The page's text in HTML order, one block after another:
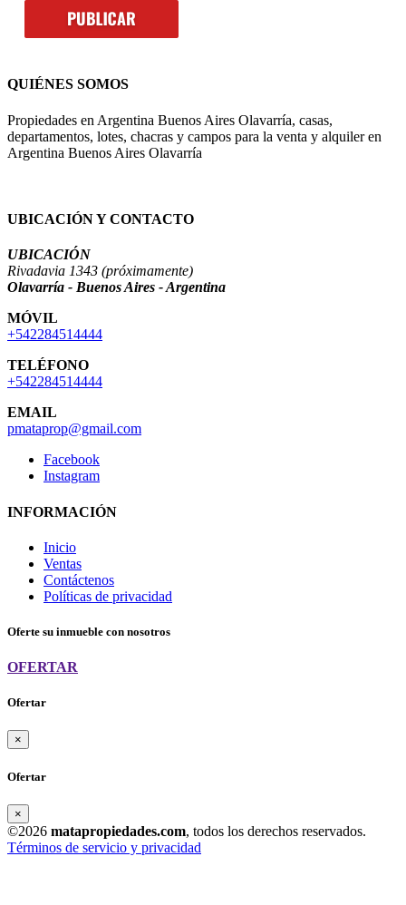
QUIÉNES SOMOS
Propiedades en Argentina Buenos Aires Olavarría, casas,
departamentos, lotes, chacras y campos para la venta y alquiler en
Argentina Buenos Aires Olavarría
UBICACIÓN Y CONTACTO
UBICACIÓN
Rivadavia 1343 (próximamente)
Olavarría - Buenos Aires - Argentina
MÓVIL
+542284514444
TELÉFONO
+542284514444
EMAIL
pmataprop@gmail.com
Facebook
Instagram
INFORMACIÓN
Inicio
Ventas
Contáctenos
Políticas de privacidad
Oferte su inmueble con nosotros
OFERTAR
Ofertar
×
Ofertar
×
©2026 matapropiedades.com, todos los derechos reservados.
Términos de servicio y privacidad